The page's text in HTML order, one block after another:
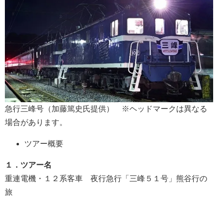
急行三峰号（加藤篤史氏提供） ※ヘッドマークは異なる
場合があります。
ツアー概要
１．ツアー名
重連電機・１２系客車 夜行急行「三峰５１号」熊谷行の
旅